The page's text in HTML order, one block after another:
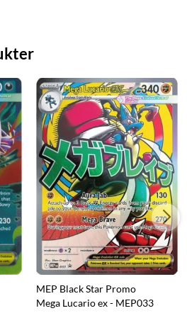
MEP Black Star Promo
Mega Lucario ex - MEP033